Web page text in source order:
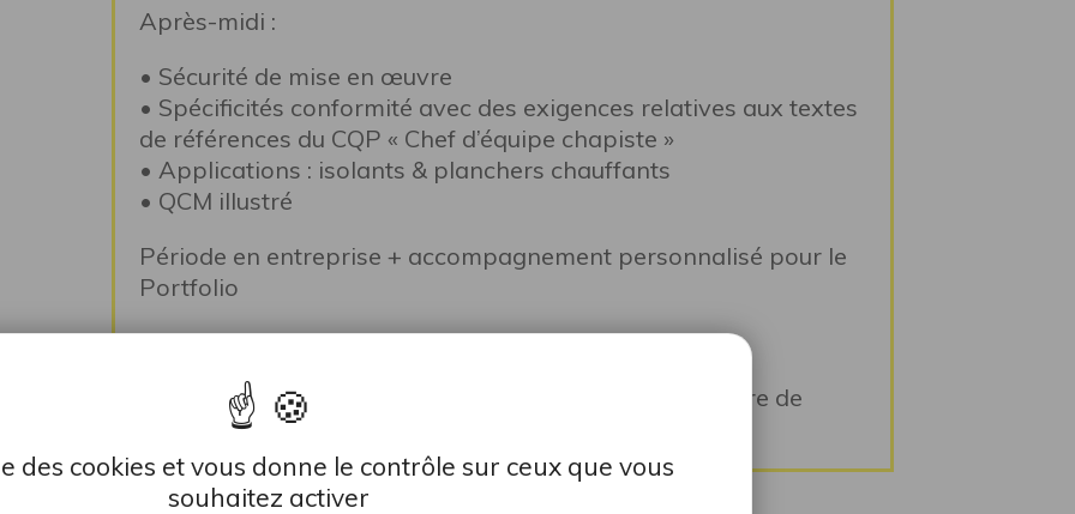
des cookies et vous donne le contrôle sur ceux que vous
souhaitez activer
Après-midi :
• Sécurité de mise en œuvre
• Spécificités conformité avec des exigences relatives aux textes
de références du CQP « Chef d’équipe chapiste »
• Applications : isolants & planchers chauffants
• QCM illustré
Période en entreprise + accompagnement personnalisé pour le
Portfolio
Jour 3
• Passage devant le jury : demi – journée suivant horaire de
passage